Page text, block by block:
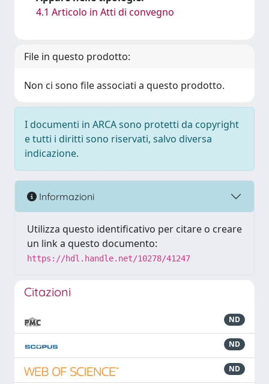
4.1 Articolo in Atti di convegno
File in questo prodotto:
Non ci sono file associati a questo prodotto.
I documenti in ARCA sono protetti da copyright
e tutti i diritti sono riservati, salvo diversa
indicazione.
Informazioni
Utilizza questo identificativo per citare o creare
un link a questo documento:
https://hdl.handle.net/10278/41247
Citazioni
ND
ND
ND